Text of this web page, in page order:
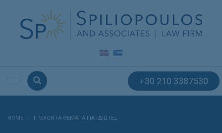
+30 210 3387530
HOME ΤΡΕΧΟΝΤΑ ΘΕΜΑΤΑ ΓΙΑ ΙΔΙΩΤΕΣ